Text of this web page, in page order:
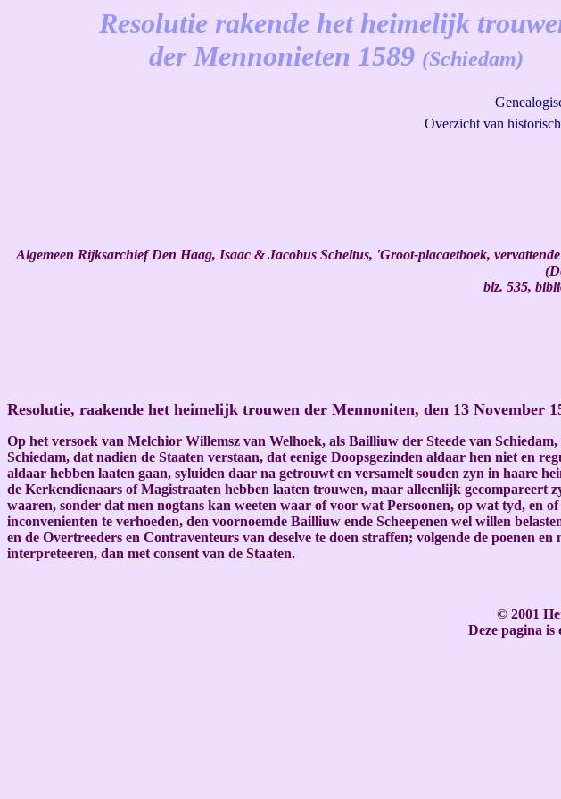
Resolutie rakende het heimelijk
der Mennonieten 1589 (Schiedam)
Overzicht van
Algemeen Rijksarchief Den Haag, Isaac & Jacobus Scheltus, 'Groot-placaetboek,
blz. 535,
Resolutie, raakende het heimelijk trouwen der Mennoniten, den 13 November
Op het versoek van Melchior Willemsz van Welhoek, als Bailliuw der Steede van
Schiedam, dat nadien de Staaten verstaan, dat eenige Doopsgezinden aldaar hen niet en
aldaar hebben laaten gaan, syluiden daar na getrouwt en versamelt souden zyn in haare
de Kerkendienaars of Magistraaten hebben laaten trouwen, maar alleenlijk gecompareert
waaren, sonder dat men nogtans kan weeten waar of voor wat Persoonen, op wat tyd, en
inconvenienten te verhoeden, den voornoemde Bailliuw ende Scheepenen wel willen
en de Overtreeders en Contraventeurs van deselve te doen straffen; volgende de poenen
interpreteeren, dan met consent van de Staaten.
© 2001
Deze pagina is